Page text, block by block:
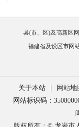
县(市、区)及高新区
福建省及设区市网
关于本站 网站地
网站标识码：